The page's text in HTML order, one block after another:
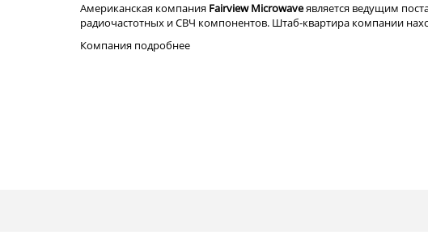
Американская компания Fairview Microwaveявляется ведущим
радиочастотных и СВЧ компонентов. Штаб-квартира компании
Компания подробнее